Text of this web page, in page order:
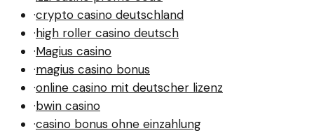
·crypto casino deutschland
·high roller casino deutsch
·Magius casino
·magius casino bonus
·online casino mit deutscher lizenz
·bwin casino
·casino bonus ohne einzahlung